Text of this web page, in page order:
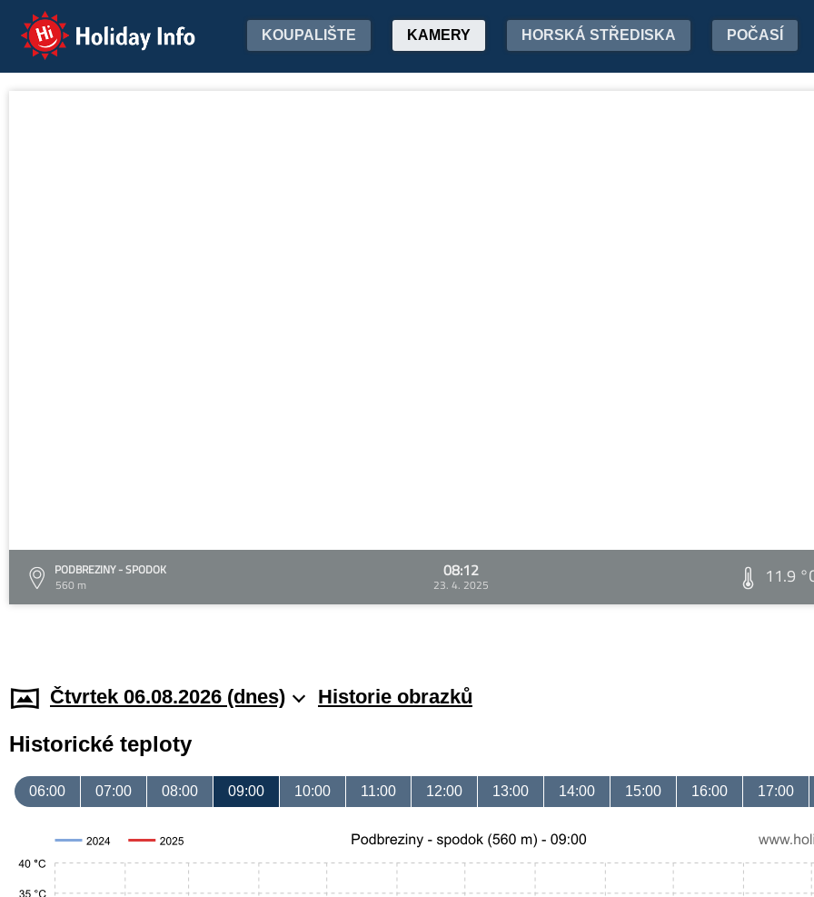
Holiday Info KOUPALIŠTE KAMERY HORSKÁ STŘEDISKA POČASÍ
PODBREZINY - SPODOK
560 m
08:12
23. 4. 2025 11.9
Čtvrtek 06.08.2026 (dnes) Historie obrazků
Historické teploty
06:00 07:00 08:00 09:00 10:00 11:00 12:00 13:00 14:00 15:00 16:00 17:00